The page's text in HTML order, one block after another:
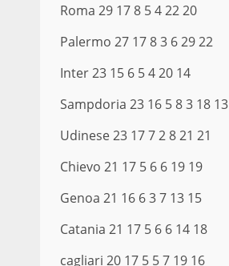
Roma 29 17 8 5 4 22 20
Palermo 27 17 8 3 6 29 22
Inter 23 15 6 5 4 20 14
Sampdoria 23 16 5 8 3 18 13
Udinese 23 17 7 2 8 21 21
Chievo 21 17 5 6 6 19 19
Genoa 21 16 6 3 7 13 15
Catania 21 17 5 6 6 14 18
cagliari 20 17 5 5 7 19 16